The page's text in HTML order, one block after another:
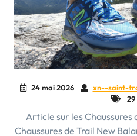
24 mai 2026 xn--saint-
Article sur les Chaussures
Chaussures de Trail New